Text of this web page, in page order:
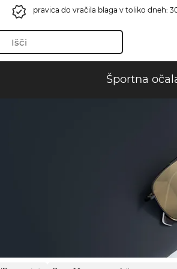
pravica do vračila blaga v toliko dneh:
Športna